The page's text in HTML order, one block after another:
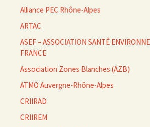
Alliance PEC Rhône-Alpes
ARTAC
ASEF – ASSOCIATION SANTÉ
FRANCE
Association Zones Blanches (AZB)
ATMO Auvergne-Rhône-Alpes
CRIIRAD
CRIIREM